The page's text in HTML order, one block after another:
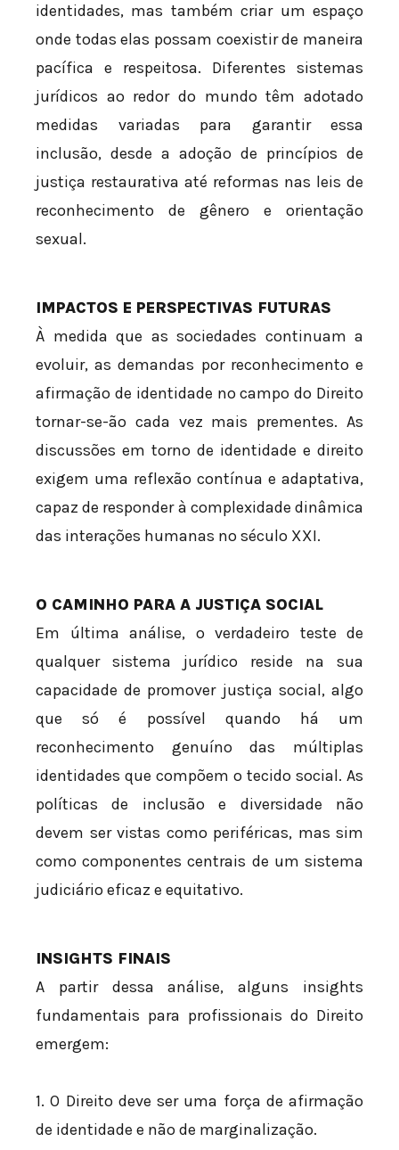
identidades, mas também criar um espaço
onde todas elas possam coexistir de maneira
pacífica e respeitosa. Diferentes sistemas
jurídicos ao redor do mundo têm adotado
medidas variadas para garantir essa
inclusão, desde a adoção de princípios de
justiça restaurativa até reformas nas leis de
reconhecimento de gênero e orientação
sexual.
IMPACTOS E PERSPECTIVAS FUTURAS
À medida que as sociedades continuam a
evoluir, as demandas por reconhecimento e
afirmação de identidade no campo do Direito
tornar-se-ão cada vez mais prementes. As
discussões em torno de identidade e direito
exigem uma reflexão contínua e adaptativa,
capaz de responder à complexidade dinâmica
das interações humanas no século XXI.
O CAMINHO PARA A JUSTIÇA SOCIAL
Em última análise, o verdadeiro teste de
qualquer sistema jurídico reside na sua
capacidade de promover justiça social, algo
que só é possível quando há um
reconhecimento genuíno das múltiplas
identidades que compõem o tecido social. As
políticas de inclusão e diversidade não
devem ser vistas como periféricas, mas sim
como componentes centrais de um sistema
judiciário eficaz e equitativo.
INSIGHTS FINAIS
A partir dessa análise, alguns insights
fundamentais para profissionais do Direito
emergem:
1. O Direito deve ser uma força de afirmação
de identidade e não de marginalização.